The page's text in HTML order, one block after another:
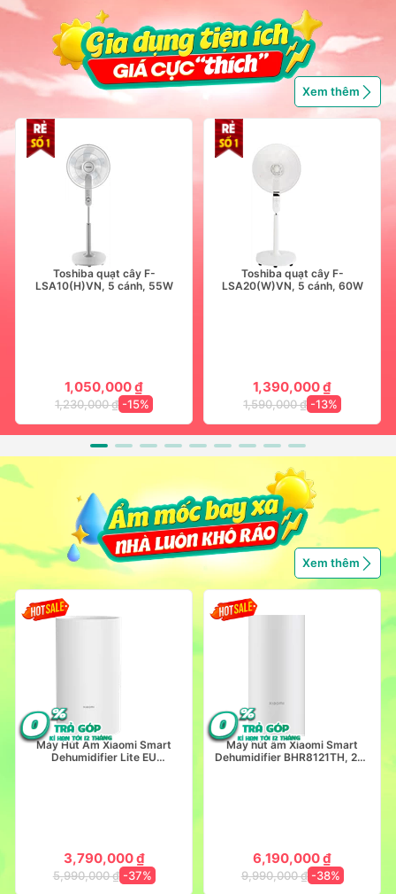
Xem thêm
Toshiba quạt cây F-
LSA10(H)VN, 5 cánh, 55W
1,050,000 ₫
1,230,000 ₫ -15%
Toshiba quạt cây F-
LSA20(W)VN, 5 cánh, 60W
1,390,000 ₫
1,590,000 ₫ -13%
Xem thêm
Máy Hút Ẩm Xiaomi Smart
Dehumidifier Lite EU
3,790,000 ₫
5,990,000 ₫ -37%
Máy hút ẩm Xiaomi Smart
Dehumidifier BHR8121TH, 22L
6,190,000 ₫
9,990,000 ₫ -38%